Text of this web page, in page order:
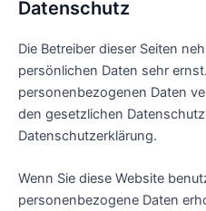
Datenschutz
Die Betreiber dieser Seiten
persönlichen Daten sehr
personenbezogenen Daten
den gesetzlichen
Datenschutzerklärung.
Wenn Sie diese Website
personenbezogene Daten